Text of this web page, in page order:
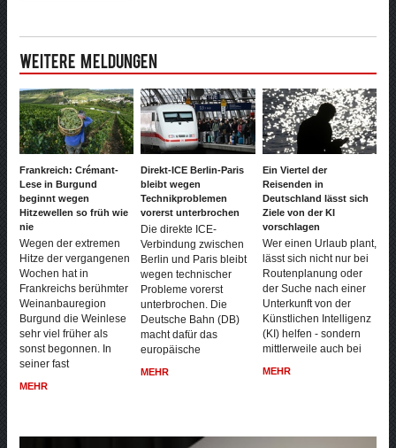
Weitere Meldungen
Frankreich: Crémant-
Lese in Burgund
beginnt wegen
Hitzewellen so früh wie
nie
Wegen der extremen
Hitze der vergangenen
Wochen hat in
Frankreichs berühmter
Weinanbauregion
Burgund die Weinlese
sehr viel früher als
sonst begonnen. In
seiner fast
MEHR
Direkt-ICE Berlin-Paris
bleibt wegen
Technikproblemen
vorerst unterbrochen
Die direkte ICE-
Verbindung zwischen
Berlin und Paris bleibt
wegen technischer
Probleme vorerst
unterbrochen. Die
Deutsche Bahn (DB)
macht dafür das
europäische
MEHR
Ein Viertel der
Reisenden in
Deutschland lässt sich
Ziele von der KI
vorschlagen
Wer einen Urlaub plant,
lässt sich nicht nur bei
Routenplanung oder
der Suche nach einer
Unterkunft von der
Künstlichen Intelligenz
(KI) helfen - sondern
mittlerweile auch bei
MEHR